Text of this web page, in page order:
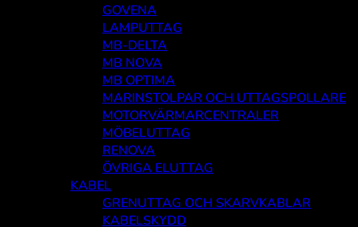
GOVENA
LAMPUTTAG
MB-DELTA
MB NOVA
MB OPTIMA
MARINSTOLPAR OCH UTTAGSPOLLARE
MOTORVÄRMARCENTRALER
MÖBELUTTAG
RENOVA
ÖVRIGA ELUTTAG
KABEL
GRENUTTAG OCH SKARVKABLAR
KABELSKYDD